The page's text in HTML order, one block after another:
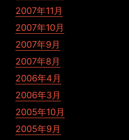
2007年11月
2007年10月
2007年9月
2007年8月
2006年4月
2006年3月
2005年10月
2005年9月